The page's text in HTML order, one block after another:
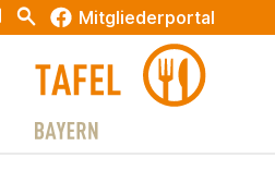
Search Mitgliederportal